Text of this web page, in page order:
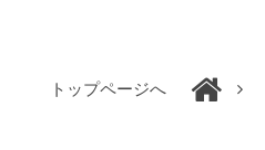
トップページへ